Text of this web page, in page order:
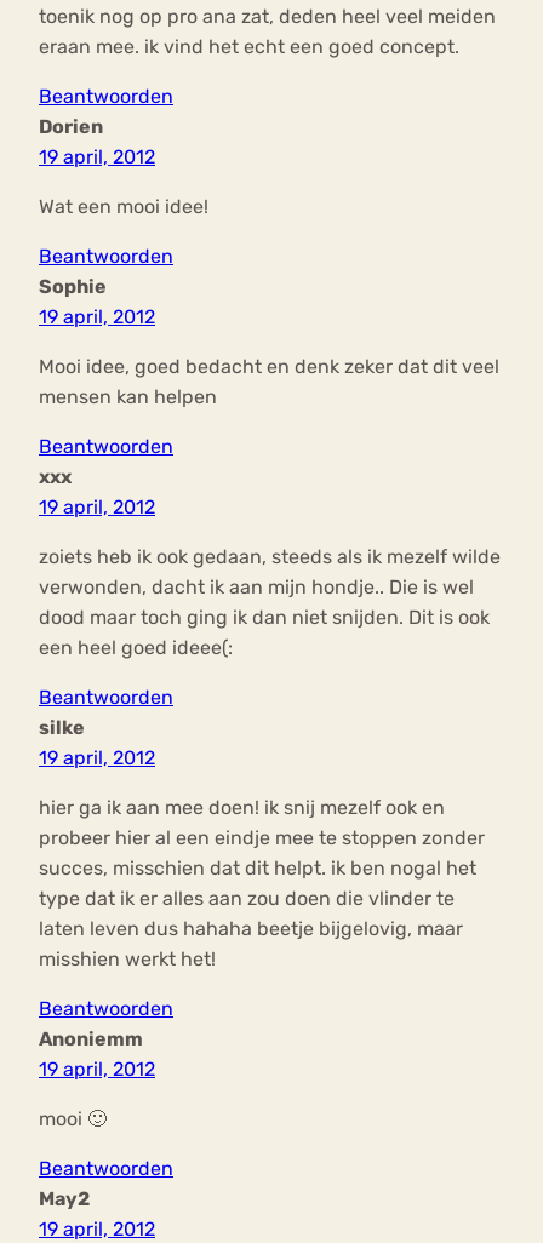
toenik nog op pro ana zat, deden heel veel meiden
eraan mee. ik vind het echt een goed concept.
Beantwoorden
Dorien
19 april, 2012
Wat een mooi idee!
Beantwoorden
Sophie
19 april, 2012
Mooi idee, goed bedacht en denk zeker dat dit veel
mensen kan helpen
Beantwoorden
xxx
19 april, 2012
zoiets heb ik ook gedaan, steeds als ik mezelf wilde
verwonden, dacht ik aan mijn hondje.. Die is wel
dood maar toch ging ik dan niet snijden. Dit is ook
een heel goed ideee(:
Beantwoorden
silke
19 april, 2012
hier ga ik aan mee doen! ik snij mezelf ook en
probeer hier al een eindje mee te stoppen zonder
succes, misschien dat dit helpt. ik ben nogal het
type dat ik er alles aan zou doen die vlinder te
laten leven dus hahaha beetje bijgelovig, maar
misshien werkt het!
Beantwoorden
Anoniemm
19 april, 2012
mooi 🙂
Beantwoorden
May2
19 april, 2012